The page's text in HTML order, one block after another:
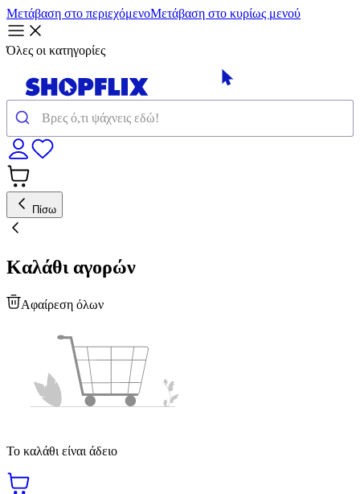
Μετάβαση στο περιεχόμενοΜετάβαση στο κυρίως μενού
Όλες οι κατηγορίες
Πίσω
Καλάθι αγορών
Αφαίρεση όλων
Το καλάθι είναι άδειο